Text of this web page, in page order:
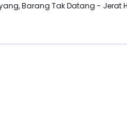
Barang Tak Datang - Jerat